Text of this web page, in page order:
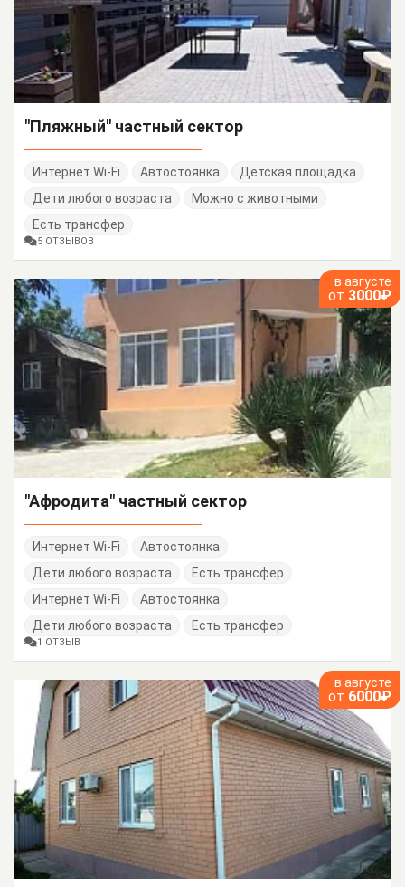
"Пляжный" частный сектор
Интернет Wi-Fi Автостоянка
Детская площадка
Дети любого возраста
Можно с животными
Есть трансфер
5 ОТЗЫВОВ
в августе
от 3000₽
"Афродита" частный сектор
Интернет Wi-Fi
Автостоянка
Дети любого возраста
Есть трансфер
Интернет Wi-Fi
Автостоянка
Дети любого возраста
Есть трансфер
1 ОТЗЫВ
в августе
от 6000₽